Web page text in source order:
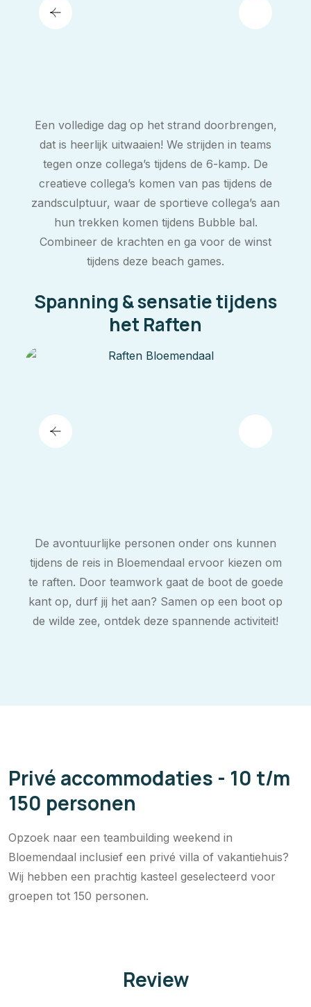
Een volledige dag op het strand doorbrengen,
dat is heerlijk uitwaaien! We strijden in teams
tegen onze collega’s tijdens de 6-kamp. De
creatieve collega’s komen van pas tijdens de
zandsculptuur, waar de sportieve collega’s aan
hun trekken komen tijdens Bubble bal.
Combineer de krachten en ga voor de winst
tijdens deze beach games.
Spanning & sensatie tijdens
het Raften
De avontuurlijke personen onder ons kunnen
tijdens de reis in Bloemendaal ervoor kiezen om
te raften. Door teamwork gaat de boot de goede
kant op, durf jij het aan? Samen op een boot op
de wilde zee, ontdek deze spannende activiteit!
Privé accommodaties - 10 t/m
150 personen
Opzoek naar een teambuilding weekend in
Bloemendaal inclusief een privé villa of vakantiehuis?
Wij hebben een prachtig kasteel geselecteerd voor
groepen tot 150 personen.
Review